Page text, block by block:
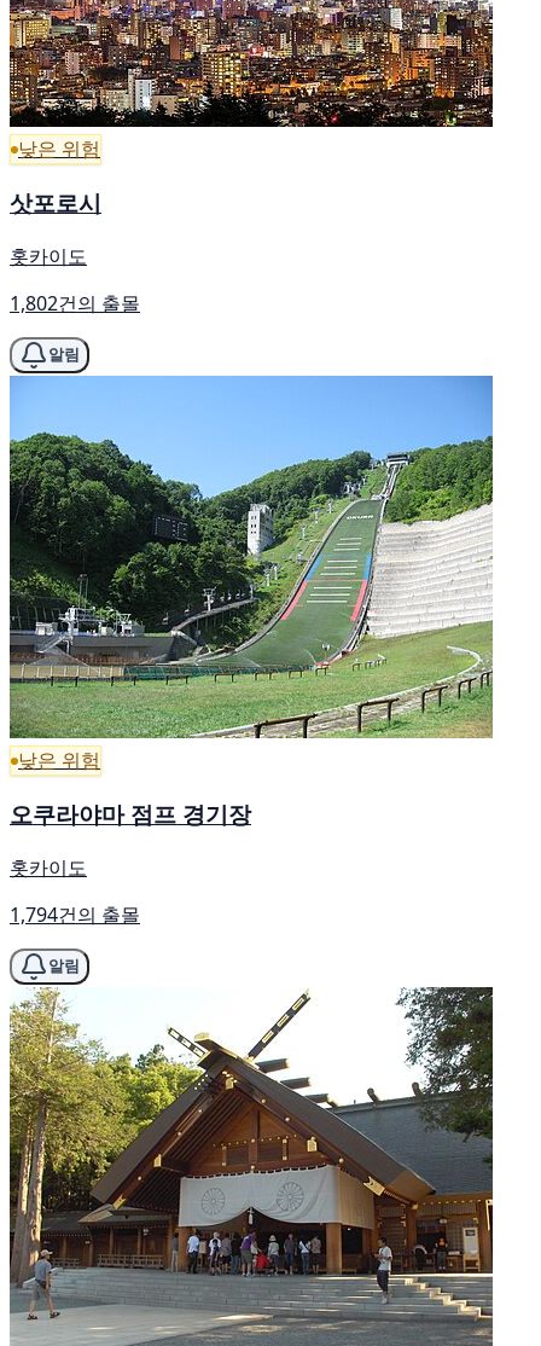
낮은 위험
삿포로시
홋카이도
1,802건의 출몰
알림
낮은 위험
오쿠라야마 점프 경기장
홋카이도
1,794건의 출몰
알림